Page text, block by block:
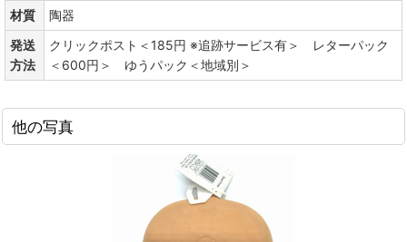
材質
陶器
発送
方法
クリックポスト＜185円 ※追跡サービス有＞ レターパック
＜600円＞ ゆうパック＜地域別＞
他の写真